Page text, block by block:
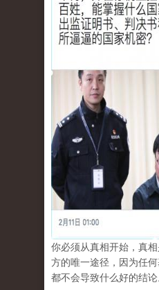
你必须从真相开始，真
方的唯一途径，因为任
都不会导致什么好的结论